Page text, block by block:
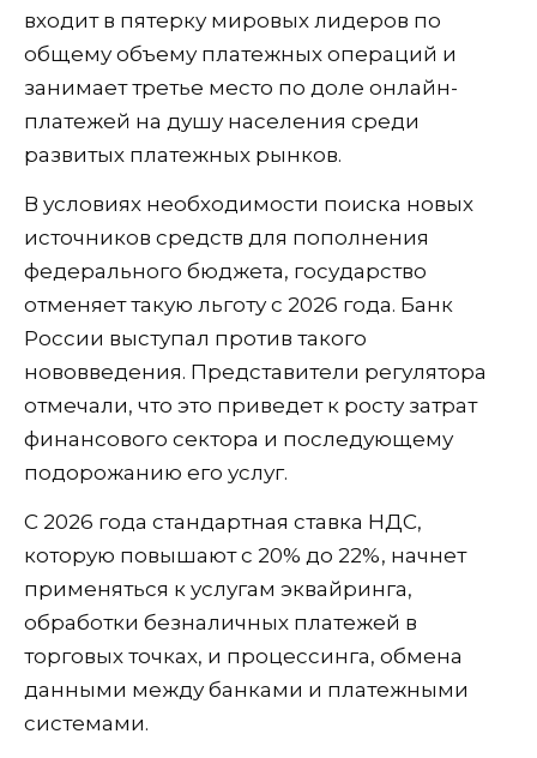
входит в пятерку мировых лидеров по
общему объему платежных операций и
занимает третье место по доле онлайн-
платежей на душу населения среди
развитых платежных рынков.
В условиях необходимости поиска новых
источников средств для пополнения
федерального бюджета, государство
отменяет такую льготу с 2026 года. Банк
России выступал против такого
нововведения. Представители регулятора
отмечали, что это приведет к росту затрат
финансового сектора и последующему
подорожанию его услуг.
С 2026 года стандартная ставка НДС,
которую повышают с 20% до 22%, начнет
применяться к услугам эквайринга,
обработки безналичных платежей в
торговых точках, и процессинга, обмена
данными между банками и платежными
системами.